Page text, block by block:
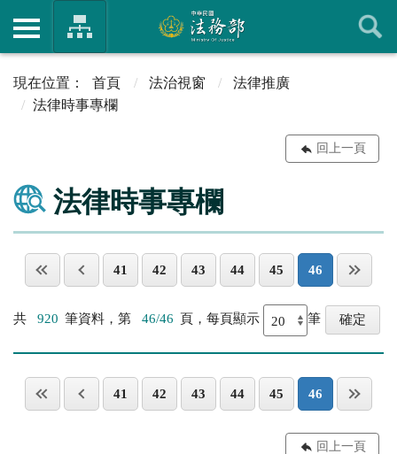
首頁 法治視窗
法律推廣
法律時事專欄
回上一頁
法律時事專欄
41 42 43 44 45 46
共 920 筆資料，第 46/46 頁，每頁顯示 筆
41 42 43 44 45 46
回上一頁